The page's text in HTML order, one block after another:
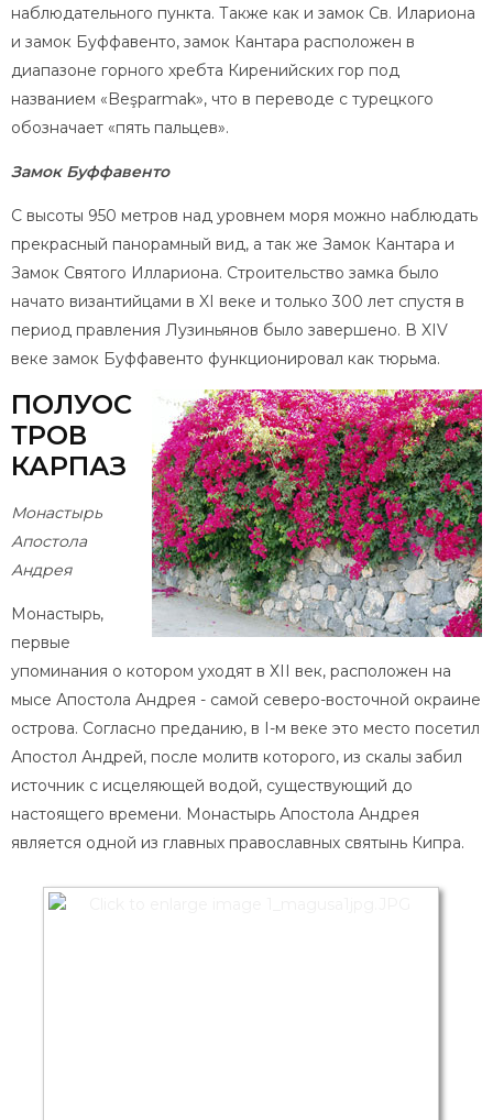
наблюдательного пункта. Также как и замок Св. Илариона
и замок Буффавенто, замок Кантара расположен в
диапазоне горного хребта Киренийских гор под
названием «Beşparmak», что в переводе с турецкого
обозначает «пять пальцев».
Замок Буффавенто
С высоты 950 метров над уровнем моря можно наблюдать
прекрасный панорамный вид, а так же Замок Кантара и
Замок Святого Иллариона. Строительство замка было
начато византийцами в XI веке и только 300 лет спустя в
период правления Лузиньянов было завершено. В XIV
веке замок Буффавенто функционировал как тюрьма.
ПОЛУОС
ТРОВ
КАРПАЗ
Монастырь
Апостола
Андрея
Монастырь,
первые
упоминания о котором уходят в ХII век, расположен на
мысе Апостола Андрея - самой северо-восточной окраине
острова. Согласно преданию, в I-м веке это место посетил
Апостол Андрей, после молитв которого, из скалы забил
источник с исцеляющей водой, существующий до
настоящего времени. Монастырь Апостола Андрея
является одной из главных православных святынь Кипра.